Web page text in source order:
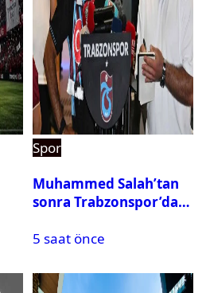
Spor
Muhammed Salah’tan
sonra Trabzonspor’dan
5 saat önce